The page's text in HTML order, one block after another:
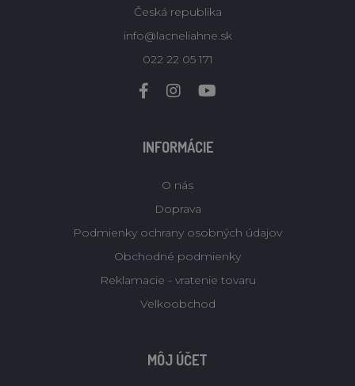
Česká republika
info@lacneliahne.sk
022 22 05 171
INFORMÁCIE
O nás
Doprava
Podmienky ochrany osobných údajov
Obchodné podmienky
Reklamacie - vratenie tovaru
Velkoobchod
MÔJ ÚČET